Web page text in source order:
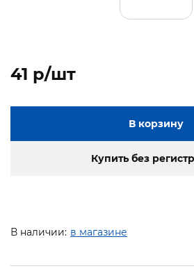
41 p/шт
В корзину
Купить без
В наличии: в магазине